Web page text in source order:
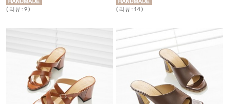
( 리뷰 : 9 ) ( 리뷰 : 14 )